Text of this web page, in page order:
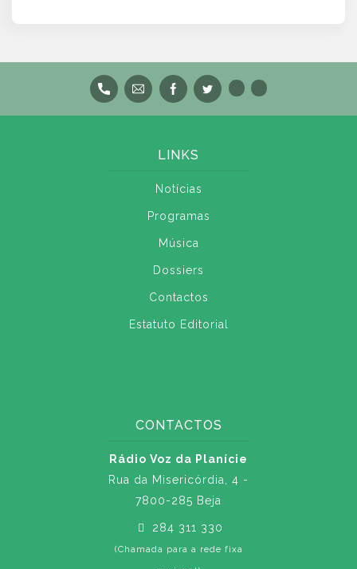
LINKS
Notícias
Programas
Música
Dossiers
Contactos
Estatuto Editorial
CONTACTOS
Rádio Voz da Planície
Rua da Misericórdia, 4 -
7800-285 Beja
284 311 330
(Chamada para a rede fixa